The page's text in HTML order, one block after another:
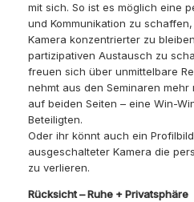
mit sich. So ist es möglich eine
und Kommunikation zu
Kamera konzentrierter zu
partizipativen Austausch zu
freuen sich über unmittelbare
nehmt aus den Seminaren mehr
auf beiden Seiten – eine Win-
Beteiligten.
Oder ihr könnt auch ein
ausgeschalteter Kamera die
zu verlieren.
Rücksicht – Ruhe + Privatsphäre